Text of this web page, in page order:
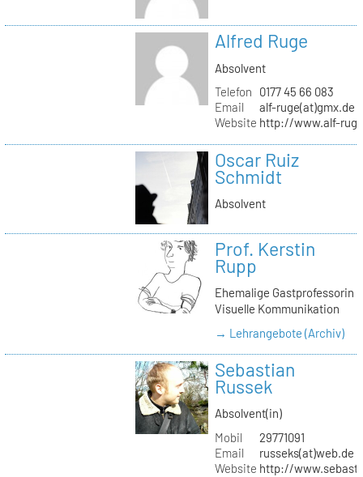
Alfred Ruge
Absolvent
Telefon
0177 45 66 083
Email
alf-ruge(at)gmx.de
Website http://www.alf-
Oscar Ruiz
Schmidt
Absolvent
Prof. Kerstin
Rupp
Ehemalige Gastprofessorin
Visuelle Kommunikation
→ Lehrangebote (Archiv)
Sebastian
Russek
Absolvent(in)
Mobil
29771091
Email
russeks(at)web.de
Website http://